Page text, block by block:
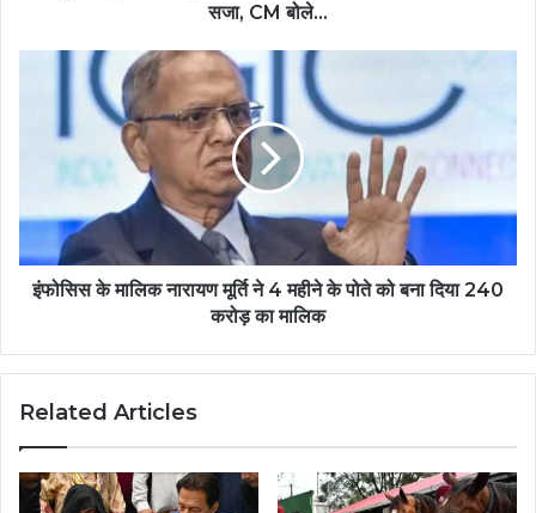
सजा, CM बोले…
इंफोसिस के मालिक नारायण मूर्ति ने 4 महीने के पोते को बना दिया 240
करोड़ का मालिक
Related Articles